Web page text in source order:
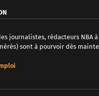
journalistes, rédacteurs NBA à
sont à pourvoir dès